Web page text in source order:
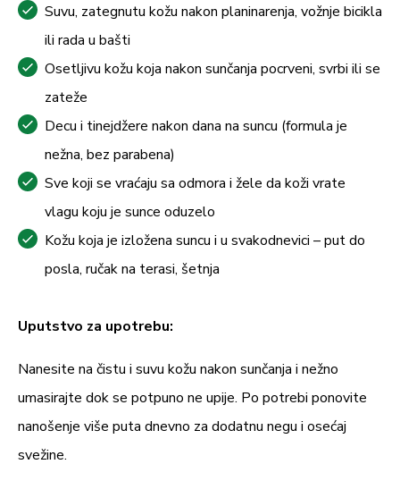
Suvu, zategnutu kožu nakon planinarenja, vožnje bicikla
ili rada u bašti
Osetljivu kožu koja nakon sunčanja pocrveni, svrbi ili se
zateže
Decu i tinejdžere nakon dana na suncu (formula je
nežna, bez parabena)
Sve koji se vraćaju sa odmora i žele da koži vrate
vlagu koju je sunce oduzelo
Kožu koja je izložena suncu i u svakodnevici – put do
posla, ručak na terasi, šetnja
Uputstvo za upotrebu:
Nanesite na čistu i suvu kožu nakon sunčanja i nežno
umasirajte dok se potpuno ne upije. Po potrebi ponovite
nanošenje više puta dnevno za dodatnu negu i osećaj
svežine.